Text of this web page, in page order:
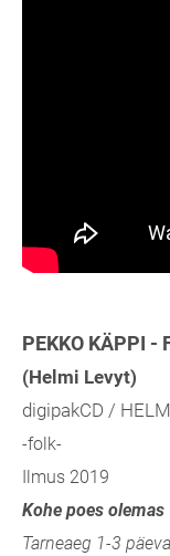
PEKKO KÄPPI -
(Helmi Levyt)
digipakCD /
-folk-
Ilmus 2019
Kohe poes olemas
Tarneaeg 1-3 päeva